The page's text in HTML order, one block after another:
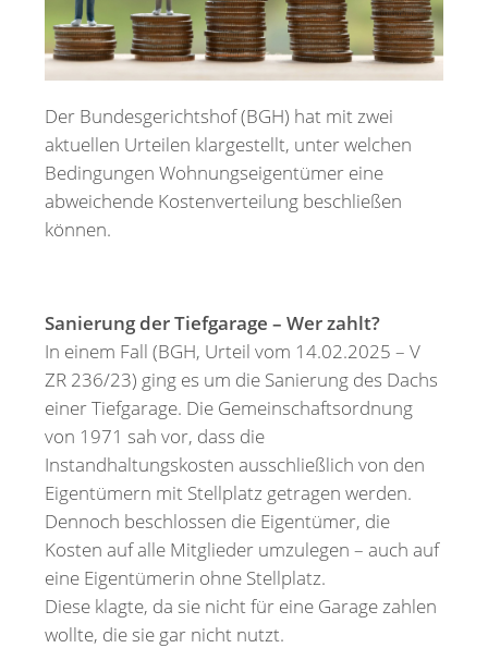
Der Bundesgerichtshof (BGH) hat mit zwei
aktuellen Urteilen klargestellt, unter welchen
Bedingungen Wohnungseigentümer eine
abweichende Kostenverteilung beschließen
können.
Sanierung der Tiefgarage – Wer zahlt?
In einem Fall (BGH, Urteil vom 14.02.2025 – V
ZR 236/23) ging es um die Sanierung des Dachs
einer Tiefgarage. Die Gemeinschaftsordnung
von 1971 sah vor, dass die
Instandhaltungskosten ausschließlich von den
Eigentümern mit Stellplatz getragen werden.
Dennoch beschlossen die Eigentümer, die
Kosten auf alle Mitglieder umzulegen – auch auf
eine Eigentümerin ohne Stellplatz.
Diese klagte, da sie nicht für eine Garage zahlen
wollte, die sie gar nicht nutzt.